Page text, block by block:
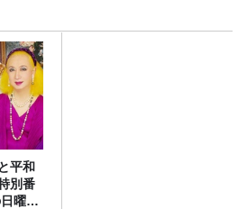
平和
別番
曜日